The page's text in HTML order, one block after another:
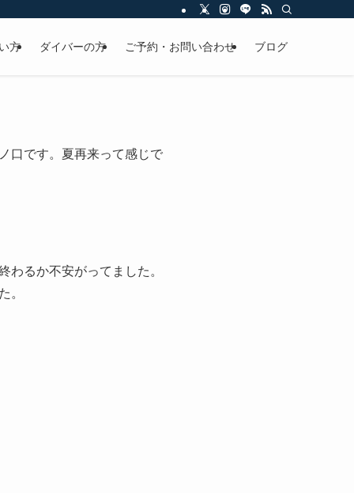
方 ダイバーの方 ご予約・お問い合わせ ブログ
口です。夏再来って感じで
わるか不安がってました。
。